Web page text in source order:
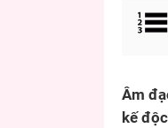
Âm
kế